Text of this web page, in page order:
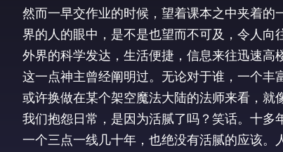
然而一早交作业的时候，望着课本之中夹着
界的人的眼中，是不是也望而不可及，令人向
外界的科学发达，生活便捷，信息来往迅速高
这一点神主曾经阐明过。无论对于谁，一个丰
或许换做在某个架空魔法大陆的法师来看，就
我们抱怨日常，是因为活腻了吗？笑话。十
一个三点一线几十年，也绝没有活腻的应该